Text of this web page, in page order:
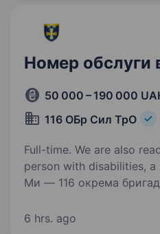
Номер обслуги
50 000 – 190 000
116 ОБр Сил ТрО
Full-time. We are also
person with disabilities, a
Ми — 116 окрема
та професійний
6 hrs. ago